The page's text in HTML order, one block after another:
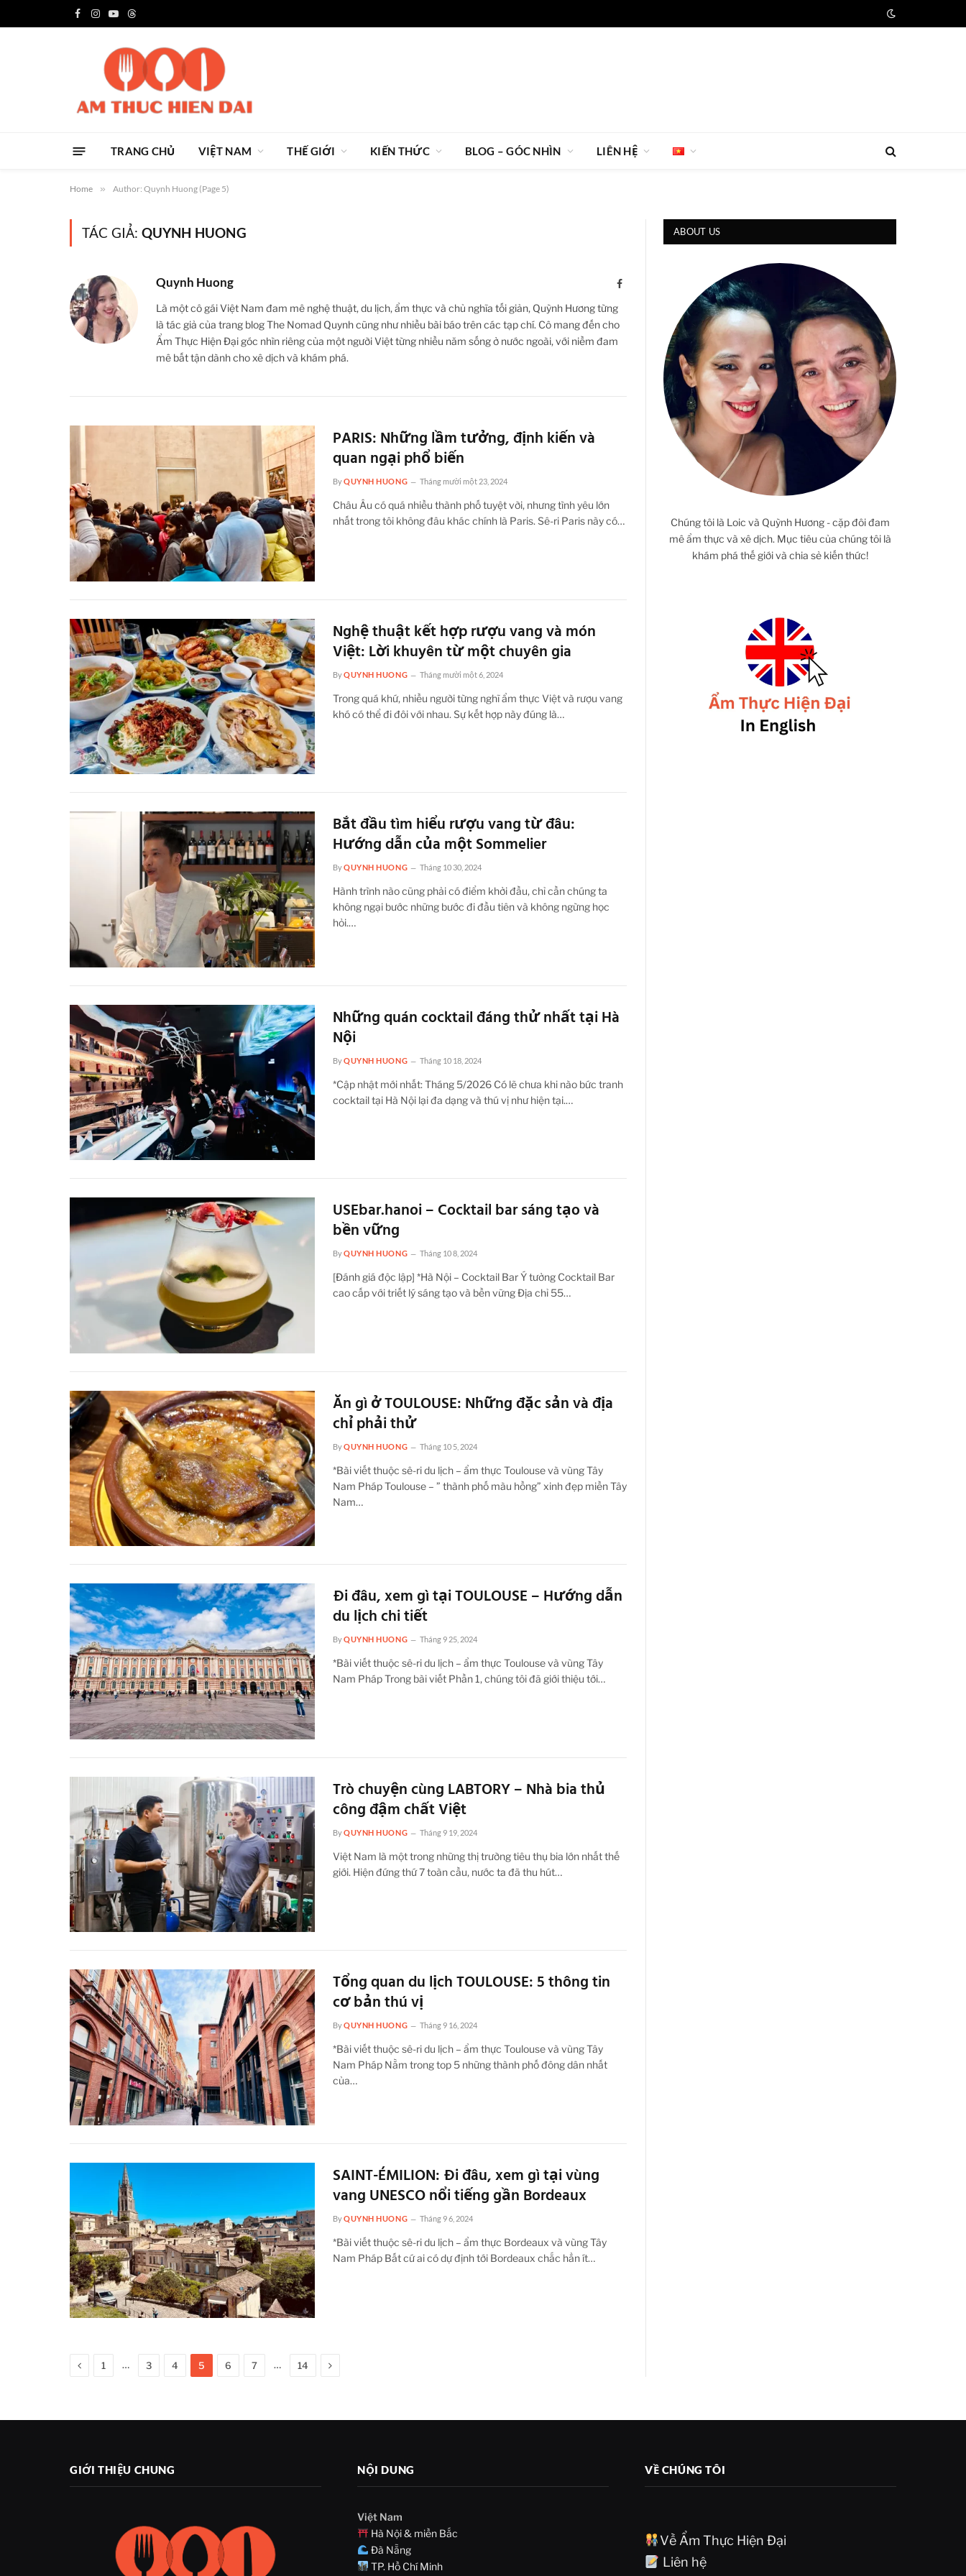
Facebook
Instagram
YouTubeThreads
TRANG CHỦ VIỆT NAM THẾ GIỚI KIẾN THỨC BLOG – GÓC NHÌN LIÊN HỆ
Home » Author: Quynh Huong (Page 5)
TÁC GIẢ: QUYNH HUONG
Quynh Huong Facebook
Là một cô gái Việt Nam đam mê nghệ thuật, du lịch, ẩm thực và chủ nghĩa tối giản, Quỳnh Hương từng
là tác giả của trang blog The Nomad Quynh cũng như nhiều bài báo trên các tạp chí. Cô mang đến cho
Ẩm Thực Hiện Đại góc nhìn riêng của một người Việt từng nhiều năm sống ở nước ngoài, với niềm đam
mê bất tận dành cho xê dịch và khám phá.
PARIS: Những lầm tưởng, định kiến và
quan ngại phổ biến
ByQUYNH HUONG Tháng mười một 23, 2024
Châu Âu có quá nhiều thành phố tuyệt vời, nhưng tình yêu lớn
nhất trong tôi không đâu khác chính là Paris. Sê-ri Paris này có…
Nghệ thuật kết hợp rượu vang và món
Việt: Lời khuyên từ một chuyên gia
ByQUYNH HUONG Tháng mười một 6, 2024
Trong quá khứ, nhiều người từng nghĩ ẩm thực Việt và rượu vang
khó có thể đi đôi với nhau. Sự kết hợp này đúng là…
Bắt đầu tìm hiểu rượu vang từ đâu:
Hướng dẫn của một Sommelier
ByQUYNH HUONG Tháng 10 30, 2024
Hành trình nào cũng phải có điểm khởi đầu, chỉ cần chúng ta
không ngại bước những bước đi đầu tiên và không ngừng học
hỏi.…
Những quán cocktail đáng thử nhất tại Hà
Nội
ByQUYNH HUONG Tháng 10 18, 2024
*Cập nhật mới nhất: Tháng 5/2026 Có lẽ chưa khi nào bức tranh
cocktail tại Hà Nội lại đa dạng và thú vị như hiện tại.…
USEbar.hanoi – Cocktail bar sáng tạo và
bền vững
ByQUYNH HUONG Tháng 10 8, 2024
[Đánh giá độc lập] *Hà Nội – Cocktail Bar Ý tưởng Cocktail Bar
cao cấp với triết lý sáng tạo và bền vững Địa chỉ 55…
Ăn gì ở TOULOUSE: Những đặc sản và địa
chỉ phải thử
ByQUYNH HUONG Tháng 10 5, 2024
*Bài viết thuộc sê-ri du lịch – ẩm thực Toulouse và vùng Tây
Nam Pháp Toulouse – ” thành phố màu hồng” xinh đẹp miền Tây
Nam…
Đi đâu, xem gì tại TOULOUSE – Hướng dẫn
du lịch chi tiết
ByQUYNH HUONG Tháng 9 25, 2024
*Bài viết thuộc sê-ri du lịch – ẩm thực Toulouse và vùng Tây
Nam Pháp Trong bài viết Phần 1, chúng tôi đã giới thiệu tới…
Trò chuyện cùng LABTORY – Nhà bia thủ
công đậm chất Việt
ByQUYNH HUONG Tháng 9 19, 2024
Việt Nam là một trong những thị trường tiêu thụ bia lớn nhất thế
giới. Hiện đứng thứ 7 toàn cầu, nước ta đã thu hút…
Tổng quan du lịch TOULOUSE: 5 thông tin
cơ bản thú vị
ByQUYNH HUONG Tháng 9 16, 2024
*Bài viết thuộc sê-ri du lịch – ẩm thực Toulouse và vùng Tây
Nam Pháp Nằm trong top 5 những thành phố đông dân nhất
của…
SAINT-ÉMILION: Đi đâu, xem gì tại vùng
vang UNESCO nổi tiếng gần Bordeaux
ByQUYNH HUONG Tháng 9 6, 2024
*Bài viết thuộc sê-ri du lịch – ẩm thực Bordeaux và vùng Tây
Nam Pháp Bất cứ ai có dự định tới Bordeaux chắc hẳn ít…
Previous
1 … 3 4 5 6 7 … 14 Next
ABOUT US
Chúng tôi là Loic và Quỳnh Hương - cặp đôi đam
mê ẩm thực và xê dịch. Mục tiêu của chúng tôi là
khám phá thế giới và chia sẻ kiến thức!
GIỚI THIỆU CHUNG NỘI DUNG
Việt Nam
Hà Nội & miền Bắc
Đà Nẵng
TP. Hồ Chí Minh
VỀ CHÚNG TÔI
Về Ẩm Thực Hiện Đại
Liên hệ